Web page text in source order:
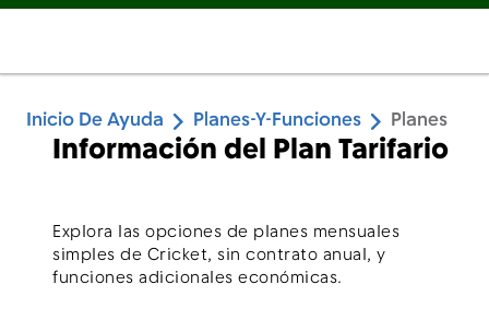
Inicio De Ayuda Planes-Y-Funciones Planes
Información del Plan Tarifario
Explora las opciones de planes mensuales
simples de Cricket, sin contrato anual, y
funciones adicionales económicas.